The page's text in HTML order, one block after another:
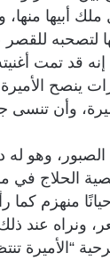
أبيها
لتصحبه
قد تمت
ينصح الأميرة
وأن تنسى
وهو له
الحلاج في
منهزم كما
ونراه عند
“الأميرة